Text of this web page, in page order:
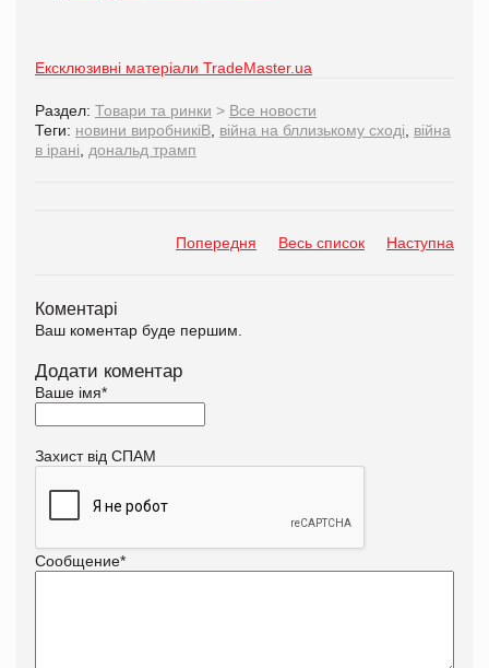
Ексклюзивні матеріали TradeMaster.ua
Раздел: Товари та ринки > Все новости
Теги: новини виробникіВ війна на бллизькому сході
війна
в ірані
дональд трамп
Попередня Весь список Наступна
Коментарі
Ваш коментар буде першим.
Додати коментар
Ваше імя*
Захист від СПАМ
Сообщение*